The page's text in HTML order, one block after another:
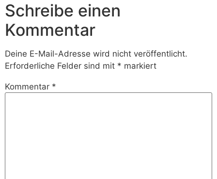
Schreibe einen
Kommentar
Deine E-Mail-Adresse wird nicht veröffentlicht.
Erforderliche Felder sind mit * markiert
Kommentar *